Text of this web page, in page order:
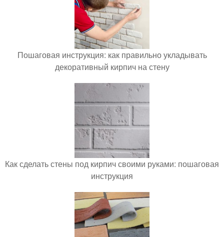
Пошаговая инструкция: как правильно укладывать
декоративный кирпич на стену
Как сделать стены под кирпич своими руками: пошаговая
инструкция